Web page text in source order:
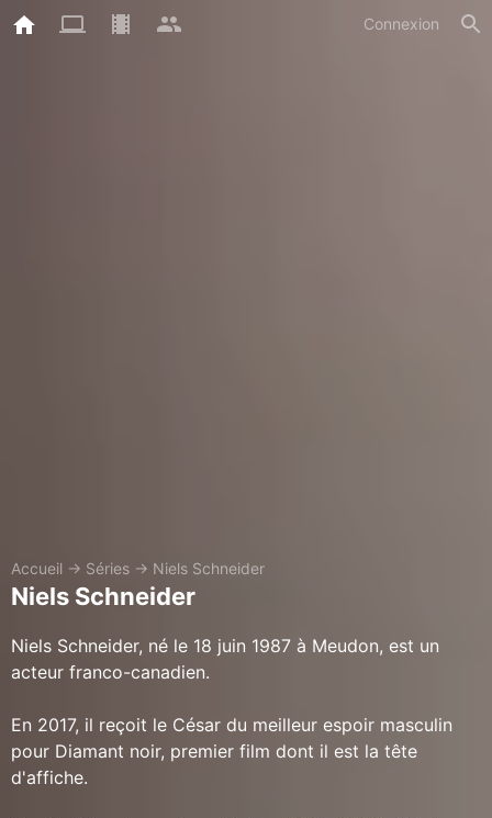
Connexion
Accueil → Séries → Niels Schneider
Niels Schneider
Niels Schneider, né le 18 juin 1987 à Meudon, est un
acteur franco-canadien.
En 2017, il reçoit le César du meilleur espoir masculin
pour Diamant noir, premier film dont il est la tête
d'affiche.